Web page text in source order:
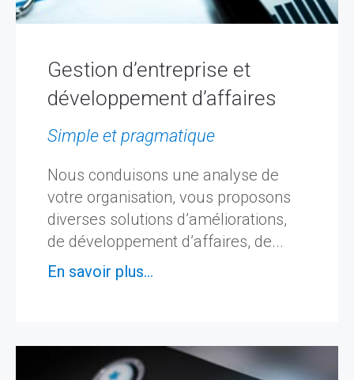
Gestion d’entreprise et
développement d’affaires
Simple et pragmatique
Nous conduisons une analyse de
votre organisation, vous proposons
diverses solutions d’améliorations,
de développement d’affaires, de...
En savoir plus...